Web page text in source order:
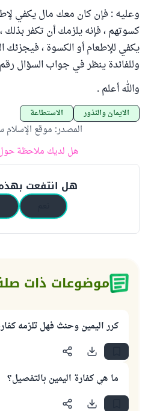
وعليه : فإن كان معك مال يكفي
كسوتهم ، فإنه يلزمك أن تكفر
يكفي للإطعام أو الكسوة ، فيجزئك
وللفائدة ينظر في جواب السؤال
والله أعلم .
الأيمان والنذور الاستطاعة
المصدر: موقع
هل لديك ملاحظة
هل انتفعت بهذه
موضوعات ذات
كرر اليمين وحنث فهل تلزمه
ما هي كفارة اليمين بالتفصيل؟